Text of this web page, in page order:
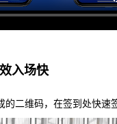
入场快
二维码，在签到处快速